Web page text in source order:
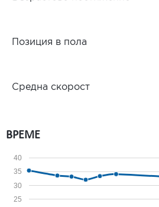
Позиция в пола
Средна скорост
ВРЕМЕ
25
30
35
40